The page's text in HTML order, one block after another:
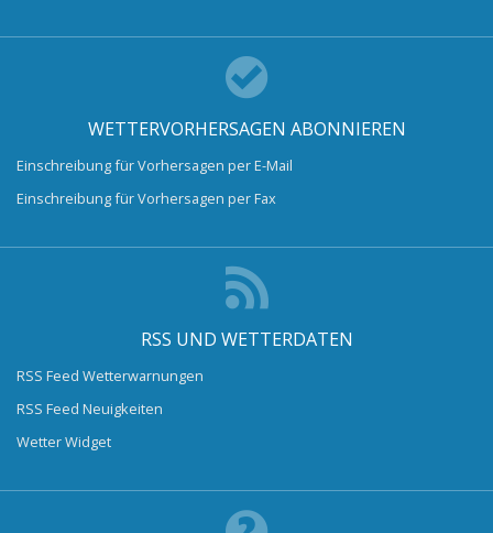
WETTERVORHERSAGEN ABONNIEREN
Einschreibung für Vorhersagen per E-Mail
Einschreibung für Vorhersagen per Fax
RSS UND WETTERDATEN
RSS Feed Wetterwarnungen
RSS Feed Neuigkeiten
Wetter Widget